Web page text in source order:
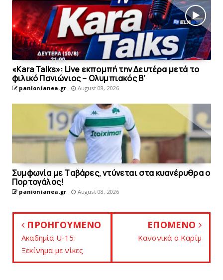
«Kara Talks»: Live εκπομπή την Δευτέρα μετά το
φιλικό Πανιώνιος – Ολυμπιακός Β’
panionianea.gr August 08, 2026
Συμφωνία με Tαβάρες, ντύνεται στα κυανέρυθρα ο
Πορτογάλος!
panionianea.gr August 08, 2026
ΠΡΟΗΓΟΥΜΕΝΟ
Ακαδημία U-15:
Ξεκίνημα με νίκες
ΕΠΟΜΕΝΟ
Κανονικά ο Καρίμ